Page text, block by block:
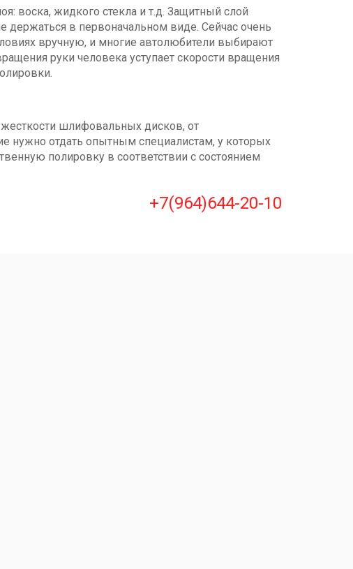
воска, жидкого стекла и т.д. Защитный слой
держаться в первоначальном виде. Сейчас очень
вручную, и многие автолюбители выбирают
руки человека уступает скорости вращения
шлифовальных дисков, от
нужно отдать опытным специалистам, у которых
полировку в соответствии с состоянием
+7(964)644-20-10